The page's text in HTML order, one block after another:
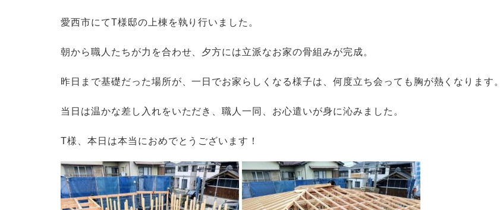
愛西市にてT様邸の上棟を執り行いました。
朝から職人たちが力を合わせ、夕方には立派なお家の骨組みが完成。
昨日まで基礎だった場所が、一日でお家らしくなる様子は、 何度立ち会っても胸が熱くなります。
当日は温かな差し入れをいただき、職人一同、お心遣いが身に沁みました。
T様、本日は本当におめでとうございます！